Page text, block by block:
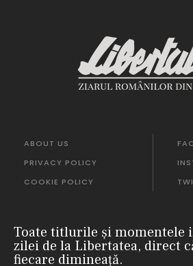
ABOUT US
PRIVACY POLICY
COOKIE POLICY
Toate titlurile și momentele
zilei de la Libertatea, direct
fiecare dimineață.